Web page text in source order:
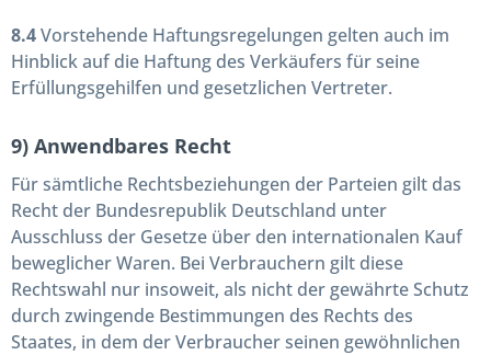
8.4Vorstehende Haftungsregelungen gelten auch im
Hinblick auf die Haftung des Verkäufers für seine
Erfüllungsgehilfen und gesetzlichen Vertreter.
9) Anwendbares Recht
Für sämtliche Rechtsbeziehungen der Parteien gilt das
Recht der Bundesrepublik Deutschland unter
Ausschluss der Gesetze über den internationalen Kauf
beweglicher Waren. Bei Verbrauchern gilt diese
Rechtswahl nur insoweit, als nicht der gewährte Schutz
durch zwingende Bestimmungen des Rechts des
Staates, in dem der Verbraucher seinen gewöhnlichen